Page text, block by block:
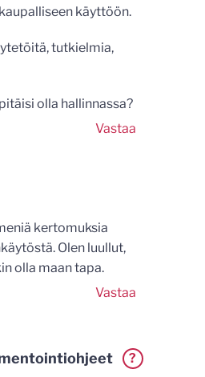
käyttöön.
tutkielmia,
olla hallinnassa?
Vastaa
kertomuksia
Olen luullut,
olla maan tapa.
Vastaa
?